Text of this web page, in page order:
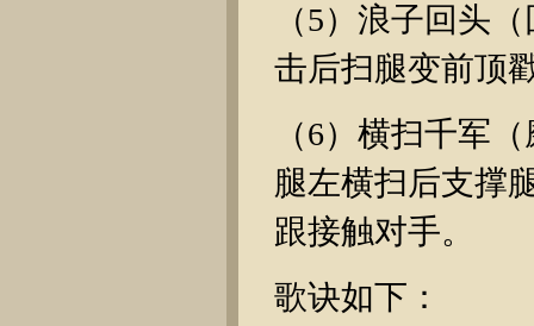
（5）浪子回头
击后扫腿变前顶
（6）横扫千军
腿左横扫后支撑
跟接触对手。
歌诀如下：